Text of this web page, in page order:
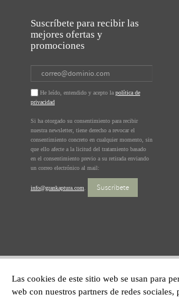
Las cookies de este sitio web se usan para
web con nuestros partners de redes
Suscríbete para recibir las
mejores ofertas y
promociones
He leído, entendido y acepto la política de
privacidad
Si ha otorgado su consentimiento para recibir
nuestra newsletter, tiene derecho a revocar el
consentimiento concreto en cualquier momento, sin
que ello afecte a la licitud del tratamiento basado
en el consentimiento previo a su retirada enviando
un correo electrónico al mail:
info@grankaptura.com Suscríbete